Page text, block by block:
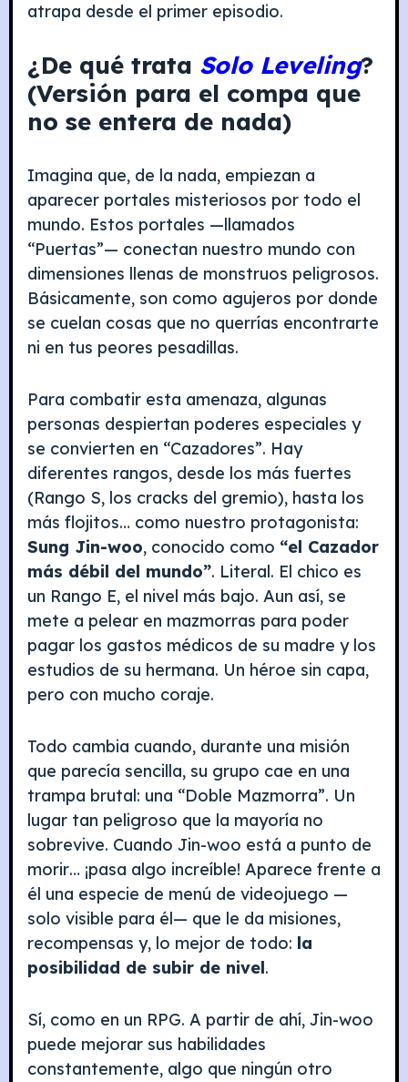
atrapa desde el primer episodio.
¿De qué trata Solo Leveling?
(Versión para el compa que
no se entera de nada)
Imagina que, de la nada, empiezan a
aparecer portales misteriosos por todo el
mundo. Estos portales —llamados
“Puertas”— conectan nuestro mundo con
dimensiones llenas de monstruos peligrosos.
Básicamente, son como agujeros por donde
se cuelan cosas que no querrías encontrarte
ni en tus peores pesadillas.
Para combatir esta amenaza, algunas
personas despiertan poderes especiales y
se convierten en “Cazadores”. Hay
diferentes rangos, desde los más fuertes
(Rango S, los cracks del gremio), hasta los
más flojitos… como nuestro protagonista:
Sung Jin-woo, conocido como “el Cazador
más débil del mundo”. Literal. El chico es
un Rango E, el nivel más bajo. Aun así, se
mete a pelear en mazmorras para poder
pagar los gastos médicos de su madre y los
estudios de su hermana. Un héroe sin capa,
pero con mucho coraje.
Todo cambia cuando, durante una misión
que parecía sencilla, su grupo cae en una
trampa brutal: una “Doble Mazmorra”. Un
lugar tan peligroso que la mayoría no
sobrevive. Cuando Jin-woo está a punto de
morir… ¡pasa algo increíble! Aparece frente a
él una especie de menú de videojuego —
solo visible para él— que le da misiones,
recompensas y, lo mejor de todo: la
posibilidad de subir de nivel.
Sí, como en un RPG. A partir de ahí, Jin-woo
puede mejorar sus habilidades
constantemente, algo que ningún otro